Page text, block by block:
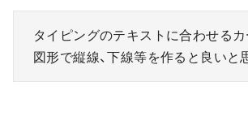
タイピングのテキストに合わせるカ
図形で縦線、下線等を作ると良いと